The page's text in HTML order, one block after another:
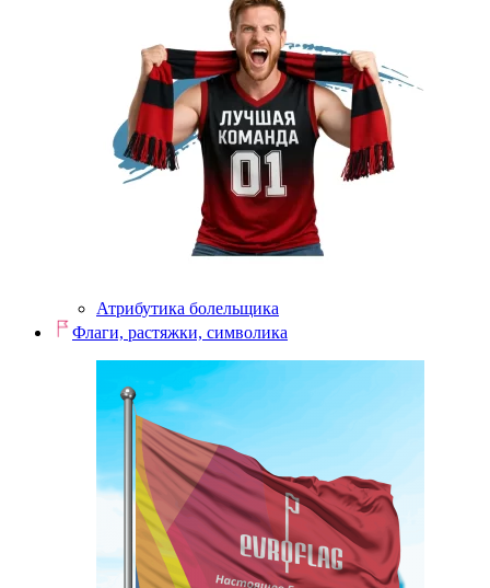
Атрибутика болельщика
Флаги, растяжки, символика